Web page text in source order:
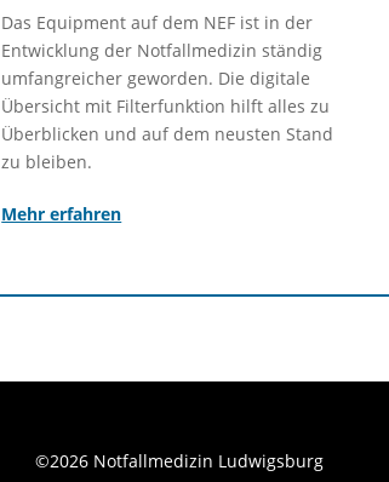
Das Equipment auf dem NEF ist in der
Entwicklung der Notfallmedizin ständig
umfangreicher geworden. Die digitale
Übersicht mit Filterfunktion hilft alles zu
Überblicken und auf dem neusten Stand
zu bleiben.
Mehr erfahren
©2026 Notfallmedizin Ludwigsburg